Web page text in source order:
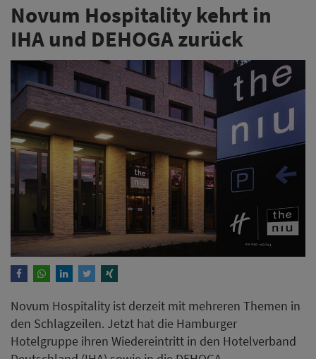
Novum Hospitality kehrt in
IHA und DEHOGA zurück
Novum Hospitality ist derzeit mit mehreren Themen in
den Schlagzeilen. Jetzt hat die Hamburger
Hotelgruppe ihren Wiedereintritt in den Hotelverband